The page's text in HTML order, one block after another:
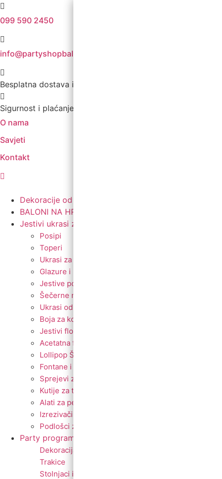
099 590 2450
info@partyshopbaloncic.hr
Besplatna dostava iznad 499,00 kn
Sigurnost i plaćanje
O nama
Savjeti
Kontakt
Dekoracije od balona
BALONI NA HRVATSKOM JEZIKU
Jestivi ukrasi za torte
Posipi
Toperi
Ukrasi za torte
Glazure i preljevi
Jestive pokrivke
Šečerne mase fondant
Ukrasi od marcipana
Boja za kolače
Jestivi flomasteri
Acetatna folija
Lollipop Štapići
Fontane i prskalice
Sprejevi za slastice
Kutije za torte
Alati za pečenje
Izrezivači i nastavci
Podlošci za torte i kolače
Party program
Dekoracija za prostor
Trakice
Stolnjaci i dekoracije